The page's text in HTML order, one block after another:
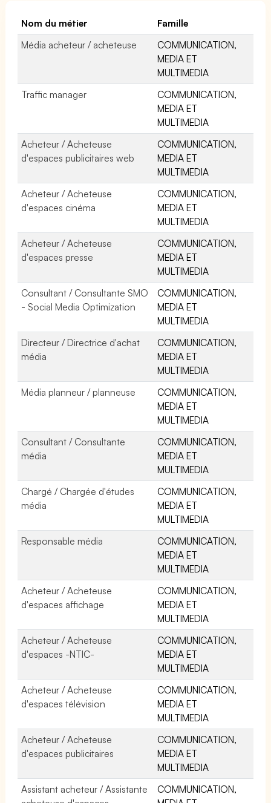
Nom du métier
Famille
Média acheteur / acheteuse
COMMUNICATION,
MEDIA ET
MULTIMEDIA
Traffic manager
COMMUNICATION,
MEDIA ET
MULTIMEDIA
Acheteur / Acheteuse
d'espaces publicitaires web
COMMUNICATION,
MEDIA ET
MULTIMEDIA
Acheteur / Acheteuse
d'espaces cinéma
COMMUNICATION,
MEDIA ET
MULTIMEDIA
Acheteur / Acheteuse
d'espaces presse
COMMUNICATION,
MEDIA ET
MULTIMEDIA
Consultant / Consultante SMO
- Social Media Optimization
COMMUNICATION,
MEDIA ET
MULTIMEDIA
Directeur / Directrice d'achat
média
COMMUNICATION,
MEDIA ET
MULTIMEDIA
Média planneur / planneuse
COMMUNICATION,
MEDIA ET
MULTIMEDIA
Consultant / Consultante
média
COMMUNICATION,
MEDIA ET
MULTIMEDIA
Chargé / Chargée d'études
média
COMMUNICATION,
MEDIA ET
MULTIMEDIA
Responsable média
COMMUNICATION,
MEDIA ET
MULTIMEDIA
Acheteur / Acheteuse
d'espaces affichage
COMMUNICATION,
MEDIA ET
MULTIMEDIA
Acheteur / Acheteuse
d'espaces -NTIC-
COMMUNICATION,
MEDIA ET
MULTIMEDIA
Acheteur / Acheteuse
d'espaces télévision
COMMUNICATION,
MEDIA ET
MULTIMEDIA
Acheteur / Acheteuse
d'espaces publicitaires
COMMUNICATION,
MEDIA ET
MULTIMEDIA
Assistant acheteur / Assistante
COMMUNICATION,